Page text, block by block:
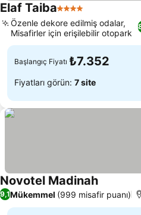
Elaf Taiba4 Yıldız
Özenle dekore edilmiş odalar,
Misafirler için erişilebilir otopark
Başlangıç Fiyatı ₺7.352
Fiyatları görün: 7 site
Novotel Madinah
9,1Mükemmel (999 misafir puanı)